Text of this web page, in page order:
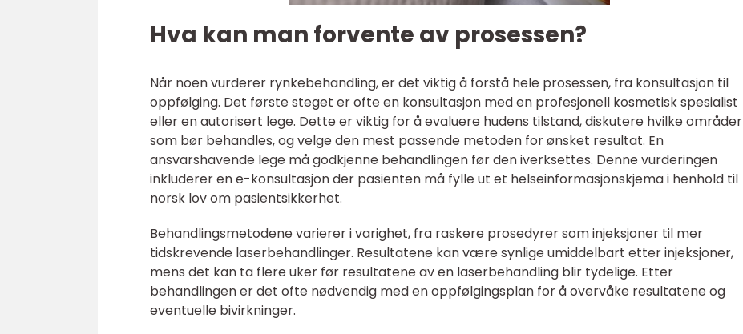
Hva kan man forvente av prosessen?
Når noen vurderer rynkebehandling, er det viktig å forstå hele prosessen, fra konsultasjon til
oppfølging. Det første steget er ofte en konsultasjon med en profesjonell kosmetisk spesialist
eller en autorisert lege. Dette er viktig for å evaluere hudens tilstand, diskutere hvilke områder
som bør behandles, og velge den mest passende metoden for ønsket resultat. En
ansvarshavende lege må godkjenne behandlingen før den iverksettes. Denne vurderingen
inkluderer en e-konsultasjon der pasienten må fylle ut et helseinformasjonskjema i henhold til
norsk lov om pasientsikkerhet.
Behandlingsmetodene varierer i varighet, fra raskere prosedyrer som injeksjoner til mer
tidskrevende laserbehandlinger. Resultatene kan være synlige umiddelbart etter injeksjoner,
mens det kan ta flere uker før resultatene av en laserbehandling blir tydelige. Etter
behandlingen er det ofte nødvendig med en oppfølgingsplan for å overvåke resultatene og
eventuelle bivirkninger.